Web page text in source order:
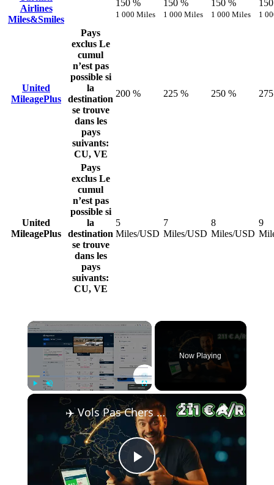
Airlines
Miles&Smiles
150 %
1 000 Miles
150 %
1 000 Miles
150 %
1 000 Miles 1
United
MileagePlus
Pays
exclus Le
cumul
n’est pas
possible si
la
destination
se trouve
dans les
pays
suivants:
CU, VE
200 % 225 % 250 %
United
MileagePlus
Pays
exclus Le
cumul
n’est pas
possible si
la
destination
se trouve
dans les
pays
suivants:
CU, VE
5
Miles/USD
7
Miles/USD
8
Miles/USD
9
Unmute
Now Playing
Play
✈️ Vols Pas Chers depuis Strasbourg — J'ai Payé 211 € Strasbourg-Varsovie Aller-Retour 🇫🇷🇵🇱